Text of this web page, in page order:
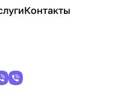
Контакты